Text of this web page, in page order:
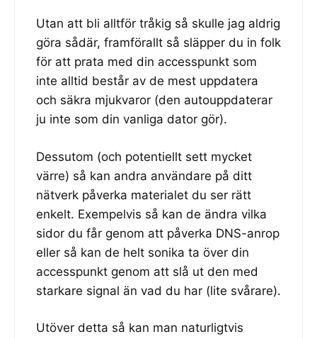
Utan att bli alltför tråkig så skulle jag aldrig
göra sådär, framförallt så släpper du in folk
för att prata med din accesspunkt som
inte alltid består av de mest uppdatera
och säkra mjukvaror (den autouppdaterar
ju inte som din vanliga dator gör).
Dessutom (och potentiellt sett mycket
värre) så kan andra användare på ditt
nätverk påverka materialet du ser rätt
enkelt. Exempelvis så kan de ändra vilka
sidor du får genom att påverka DNS-anrop
eller så kan de helt sonika ta över din
accesspunkt genom att slå ut den med
starkare signal än vad du har (lite svårare).
Utöver detta så kan man naturligtvis